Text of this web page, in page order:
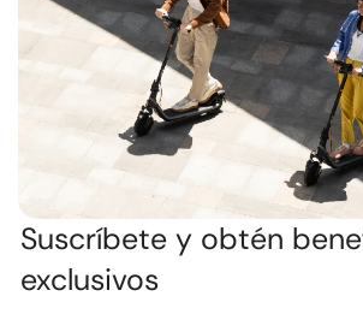
Suscríbete y obtén
exclusivos